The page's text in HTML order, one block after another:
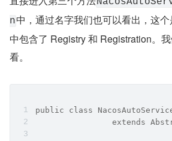
n中，通过名字我们也可以看出，这
中包含了 Registry 和 Registration。
看。
public class
extends